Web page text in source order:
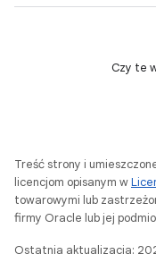
Czy te
Treść strony i
licencjom opisanym w
towarowymi lub
firmy Oracle lub jej
Ostatnia aktualizacja: